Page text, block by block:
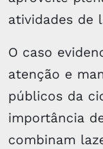
atividades de
O caso
atenção e
públicos da
importância
combinam